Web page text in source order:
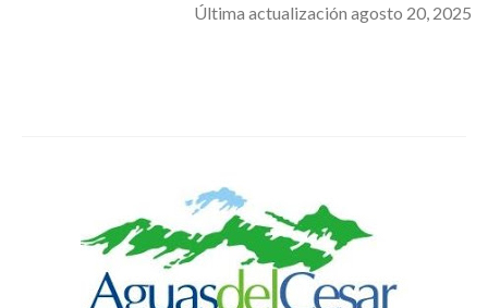
Última actualización agosto 20, 2025